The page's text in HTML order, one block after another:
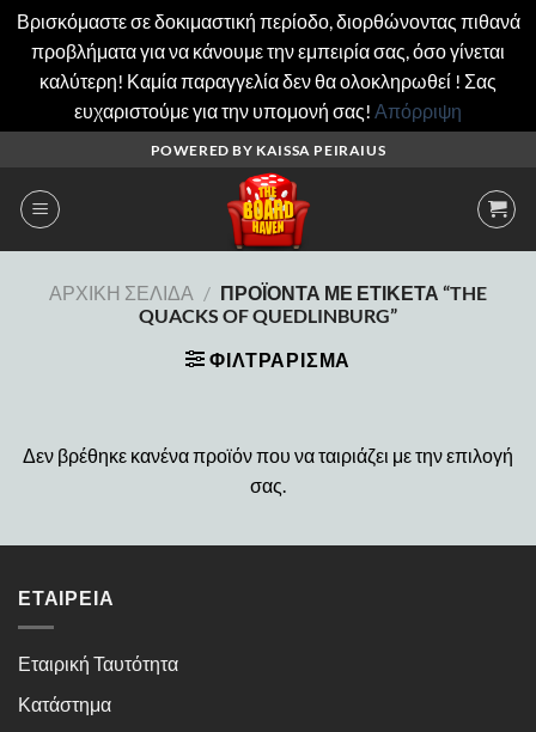
Βρισκόμαστε σε δοκιμαστική περίοδο, διορθώνοντας πιθανά
προβλήματα για να κάνουμε την εμπειρία σας, όσο γίνεται
καλύτερη! Καμία παραγγελία δεν θα ολοκληρωθεί ! Σας
ευχαριστούμε για την υπομονή σας! Απόρριψη
περιεχόμενο
POWERED BY KAISSA PEIRAIUS
ΑΡΧΙΚΉ ΣΕΛΊΔΑ / ΠΡΟΪΌΝΤΑ ΜΕ ΕΤΙΚΈΤΑ “THE
QUACKS OF QUEDLINBURG”
ΦΙΛΤΡΆΡΙΣΜΑ
Δεν βρέθηκε κανένα προϊόν που να ταιριάζει με την επιλογή
σας.
ΕΤΑΙΡΕΊΑ
Εταιρική Ταυτότητα
Κατάστημα